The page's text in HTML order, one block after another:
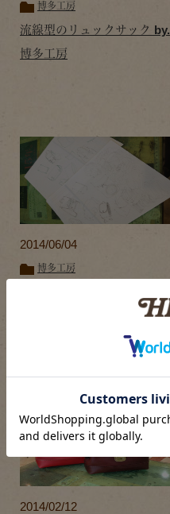
博多工房
流線型のリュックサック by.
博多工房
2014/06/04
博多工房
2014/02/12